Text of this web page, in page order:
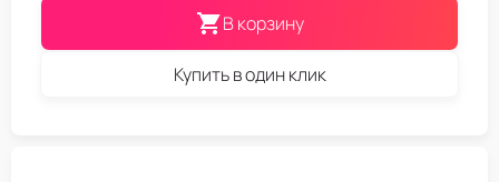
В корзину
Купить в один клик